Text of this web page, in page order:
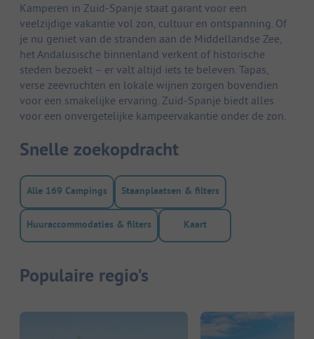
Kamperen in Zuid-Spanje staat garant voor een
veelzijdige vakantie vol zon, cultuur en ontspanning. Of
je nu geniet van de stranden aan de Middellandse Zee,
het Andalusische binnenland verkent of historische
steden bezoekt – er valt altijd iets te beleven. Tapas,
verse zeevruchten en lokale wijnen zorgen bovendien
voor een smakelijke ervaring. Zuid-Spanje biedt alles
voor een onvergetelijke kampeervakantie onder de zon.
Snelle zoekopdracht
Alle 169 Campings Staanplaatsen & filters
Huuraccommodaties & filters Kaart
Populaire regio's